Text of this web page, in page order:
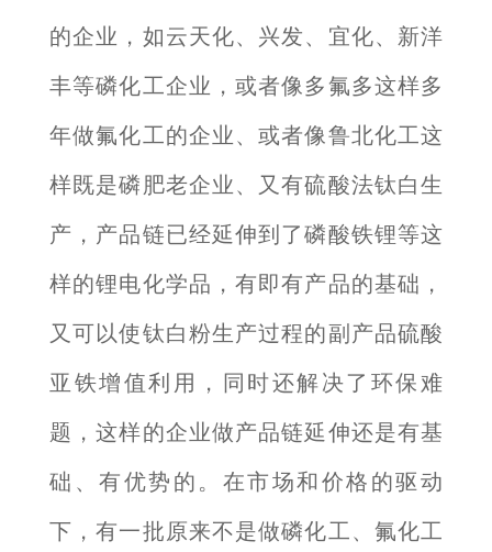
的企业，如云天化、兴发、宜化、新洋
丰等磷化工企业，或者像多氟多这样多
年做氟化工的企业、或者像鲁北化工这
样既是磷肥老企业、又有硫酸法钛白生
产，产品链已经延伸到了磷酸铁锂等这
样的锂电化学品，有即有产品的基础，
又可以使钛白粉生产过程的副产品硫酸
亚铁增值利用，同时还解决了环保难
题，这样的企业做产品链延伸还是有基
础、有优势的。在市场和价格的驱动
下，有一批原来不是做磷化工、氟化工